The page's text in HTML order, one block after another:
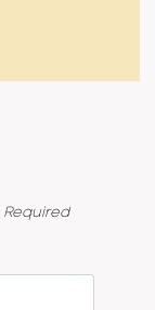
Required